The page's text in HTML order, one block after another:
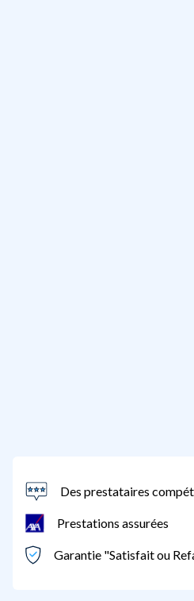
Des prestataires
Prestations assurées
Garantie "Satisfait ou